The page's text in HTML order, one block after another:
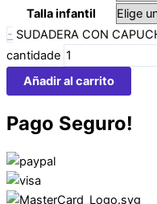
Talla infantil
- SUDADERA CON
cantidade
Añadir al carrito
Pago Seguro!